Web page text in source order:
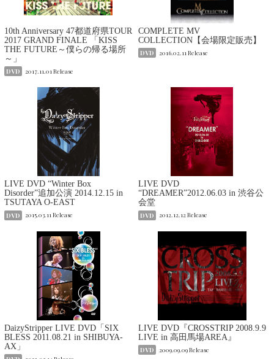
10th Anniversary 47都道府県TOUR
2017 GRAND FINALE 「KISS
THE FUTURE～僕らの帰る場所
～」
DVD 2017.11.01 Release
COMPLETE MV
COLLECTION【会場限定販売】
DVD 2016.02.11 Release
LIVE DVD “Winter Box
Disorder”追加公演 2014.12.15 in
TSUTAYA O-EAST
DVD 2015.03.11 Release
LIVE DVD
“DREAMER”2012.06.03 in 渋谷公
会堂
DVD 2012.12.12 Release
DaizyStripper LIVE DVD「SIX
BLESS 2011.08.21 in SHIBUYA-
AX」
LIVE DVD『CROSSTRIP 2008.9.9
LIVE in 高田馬場AREA』
DVD 2009.09.09 Release